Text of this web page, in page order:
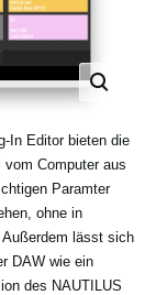
In Editor bieten die
Computer aus
Paramter
ohne in
lässt sich
DAW wie ein
des NAUTILUS